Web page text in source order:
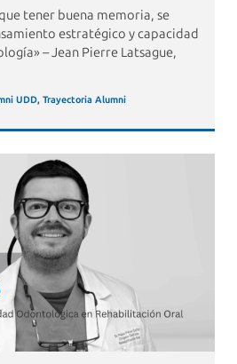
tener buena memoria, se
estratégico y capacidad
– Jean Pierre Latsague,
UDD, Trayectoria Alumni